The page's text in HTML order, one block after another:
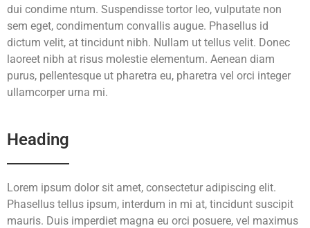
dui condime ntum. Suspendisse tortor leo, vulputate non
sem eget, condimentum convallis augue. Phasellus id
dictum velit, at tincidunt nibh. Nullam ut tellus velit. Donec
laoreet nibh at risus molestie elementum. Aenean diam
purus, pellentesque ut pharetra eu, pharetra vel orci integer
ullamcorper urna mi.
Heading
Lorem ipsum dolor sit amet, consectetur adipiscing elit.
Phasellus tellus ipsum, interdum in mi at, tincidunt suscipit
mauris. Duis imperdiet magna eu orci posuere, vel maximus